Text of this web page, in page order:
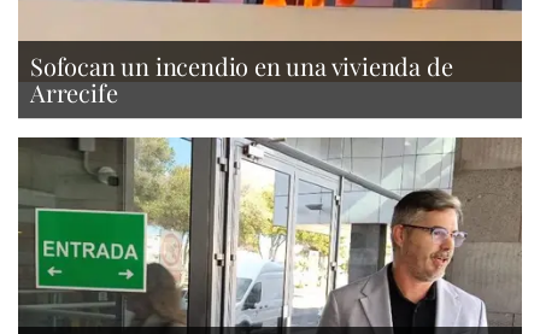
Sofocan un incendio en una vivienda de
Arrecife